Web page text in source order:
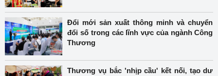
Đổi mới sản xuất thông minh và chuyển
đổi số trong các lĩnh vực của ngành Công
Thương
Thương vụ bắc 'nhịp cầu' kết nối, tạo dư